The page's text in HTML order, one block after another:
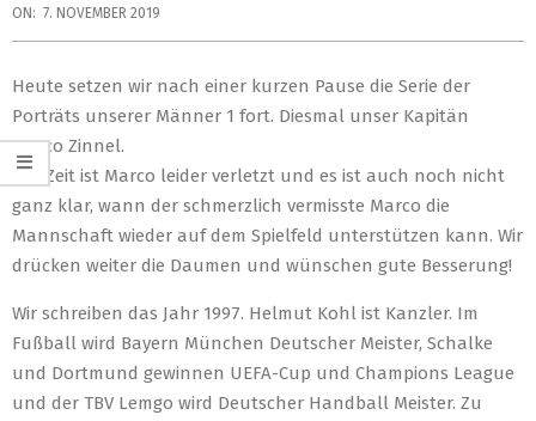
ON: 7. NOVEMBER 2019
Heute setzen wir nach einer kurzen Pause die Serie der
Porträts unserer Männer 1 fort. Diesmal unser Kapitän
Marco Zinnel.
Zur Zeit ist Marco leider verletzt und es ist auch noch nicht
ganz klar, wann der schmerzlich vermisste Marco die
Mannschaft wieder auf dem Spielfeld unterstützen kann. Wir
drücken weiter die Daumen und wünschen gute Besserung!
Wir schreiben das Jahr 1997. Helmut Kohl ist Kanzler. Im
Fußball wird Bayern München Deutscher Meister, Schalke
und Dortmund gewinnen UEFA-Cup und Champions League
und der TBV Lemgo wird Deutscher Handball Meister. Zu